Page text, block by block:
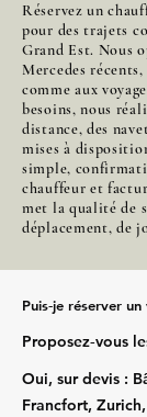
Réservez un
pour des trajets
Grand Est. Nous
Mercedes
comme aux
besoins, nous
distance, des
mises à
simple,
chauffeur et
met la qualité de
déplacement, de
Puis‑je réserver
Proposez‑vous
Oui, sur devis :
Francfort,